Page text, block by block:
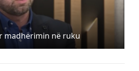
madhërimin në ruku